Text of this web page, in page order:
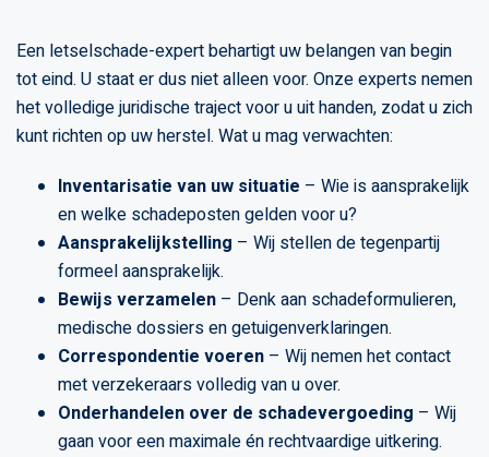
Een letselschade-expert behartigt uw belangen van begin
tot eind. U staat er dus niet alleen voor. Onze experts nemen
het volledige juridische traject voor u uit handen, zodat u zich
kunt richten op uw herstel. Wat u mag verwachten:
Inventarisatie van uw situatie – Wie is aansprakelijk
en welke schadeposten gelden voor u?
Aansprakelijkstelling – Wij stellen de tegenpartij
formeel aansprakelijk.
Bewijs verzamelen– Denk aan schadeformulieren,
medische dossiers en getuigenverklaringen.
Correspondentie voeren– Wij nemen het contact
met verzekeraars volledig van u over.
Onderhandelen over de schadevergoeding – Wij
gaan voor een maximale én rechtvaardige uitkering.